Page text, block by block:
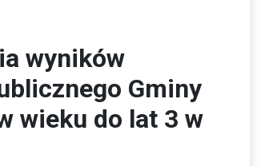
wyników
Gminy
wieku do lat 3 w